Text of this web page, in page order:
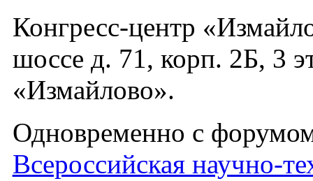
Конгресс-центр
шоссе д. 71, корп. 2Б, 3
«Измайлово».
Одновременно с
Всероссийская научно-